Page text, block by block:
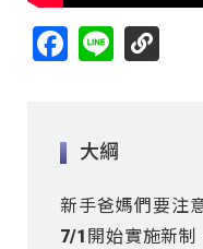
Facebook
Line
大綱
新手爸媽們要注
7/1開始實施新